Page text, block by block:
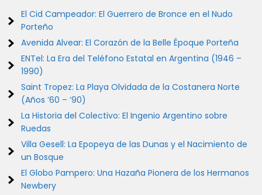
El Cid Campeador: El Guerrero de Bronce en el Nudo
Porteño
Avenida Alvear: El Corazón de la Belle Époque Porteña
ENTel: La Era del Teléfono Estatal en Argentina (1946 –
1990)
Saint Tropez: La Playa Olvidada de la Costanera Norte
(Años ’60 – ’90)
La Historia del Colectivo: El Ingenio Argentino sobre
Ruedas
Villa Gesell: La Epopeya de las Dunas y el Nacimiento de
un Bosque
El Globo Pampero: Una Hazaña Pionera de los Hermanos
Newbery